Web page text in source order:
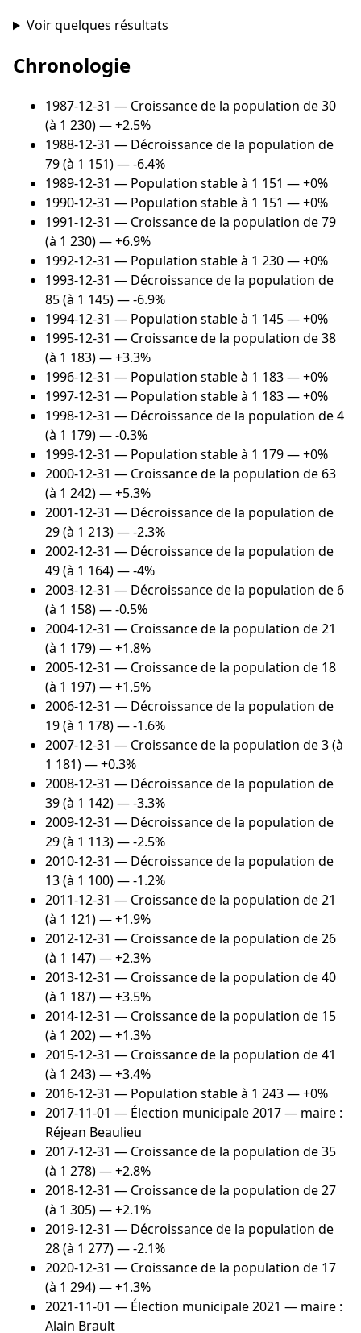
Voir quelques résultats
Chronologie
1987-12-31 — Croissance de la population de 30
(à 1 230) — +2.5%
1988-12-31 — Décroissance de la population de
79 (à 1 151) — -6.4%
1989-12-31 — Population stable à 1 151 — +0%
1990-12-31 — Population stable à 1 151 — +0%
1991-12-31 — Croissance de la population de 79
(à 1 230) — +6.9%
1992-12-31 — Population stable à 1 230 — +0%
1993-12-31 — Décroissance de la population de
85 (à 1 145) — -6.9%
1994-12-31 — Population stable à 1 145 — +0%
1995-12-31 — Croissance de la population de 38
(à 1 183) — +3.3%
1996-12-31 — Population stable à 1 183 — +0%
1997-12-31 — Population stable à 1 183 — +0%
1998-12-31 — Décroissance de la population de 4
(à 1 179) — -0.3%
1999-12-31 — Population stable à 1 179 — +0%
2000-12-31 — Croissance de la population de 63
(à 1 242) — +5.3%
2001-12-31 — Décroissance de la population de
29 (à 1 213) — -2.3%
2002-12-31 — Décroissance de la population de
49 (à 1 164) — -4%
2003-12-31 — Décroissance de la population de 6
(à 1 158) — -0.5%
2004-12-31 — Croissance de la population de 21
(à 1 179) — +1.8%
2005-12-31 — Croissance de la population de 18
(à 1 197) — +1.5%
2006-12-31 — Décroissance de la population de
19 (à 1 178) — -1.6%
2007-12-31 — Croissance de la population de 3 (à
1 181) — +0.3%
2008-12-31 — Décroissance de la population de
39 (à 1 142) — -3.3%
2009-12-31 — Décroissance de la population de
29 (à 1 113) — -2.5%
2010-12-31 — Décroissance de la population de
13 (à 1 100) — -1.2%
2011-12-31 — Croissance de la population de 21
(à 1 121) — +1.9%
2012-12-31 — Croissance de la population de 26
(à 1 147) — +2.3%
2013-12-31 — Croissance de la population de 40
(à 1 187) — +3.5%
2014-12-31 — Croissance de la population de 15
(à 1 202) — +1.3%
2015-12-31 — Croissance de la population de 41
(à 1 243) — +3.4%
2016-12-31 — Population stable à 1 243 — +0%
2017-11-01 — Élection municipale 2017 — maire :
Réjean Beaulieu
2017-12-31 — Croissance de la population de 35
(à 1 278) — +2.8%
2018-12-31 — Croissance de la population de 27
(à 1 305) — +2.1%
2019-12-31 — Décroissance de la population de
28 (à 1 277) — -2.1%
2020-12-31 — Croissance de la population de 17
(à 1 294) — +1.3%
2021-11-01 — Élection municipale 2021 — maire :
Alain Brault